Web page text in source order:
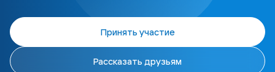
Принять участие
Рассказать друзьям